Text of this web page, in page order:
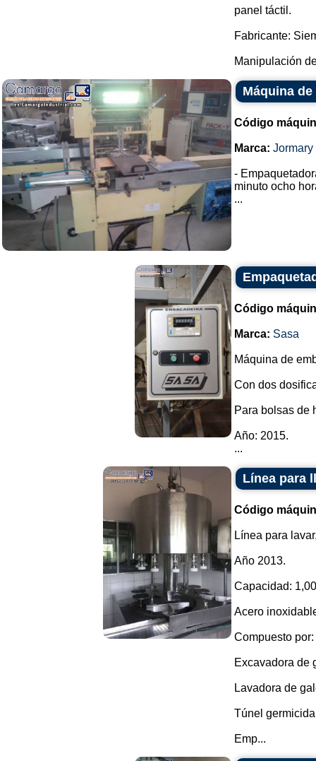
panel táctil.
Fabricante:
Manipulación
Máquina
Código
Marca: Jormary
-
minuto ocho
...
Código
Marca: Sasa
Máquina de
Con dos
Para bolsas de
Año: 2015.
...
Línea para
Código
Línea para
Año 2013.
Capacidad:
Acero
Compuesto por:
Excavadora de
Lavadora de
Túnel germicida
Emp...